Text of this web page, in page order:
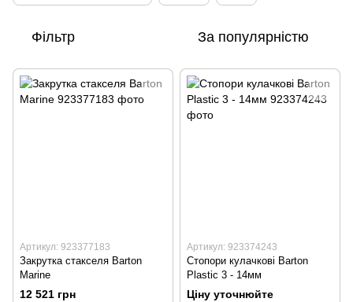
Фільтр За популярністю
Артикул: 923377183
Закрутка стакселя Barton
Marine
12 521 грн
Артикул: 923374243
Стопори кулачкові Barton
Plastic 3 - 14мм
Ціну уточнюйте